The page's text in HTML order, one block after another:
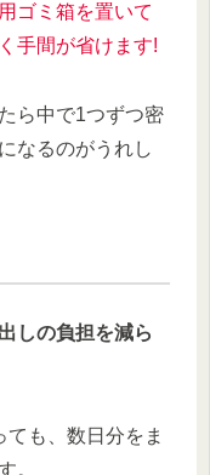
ゴミ箱を置いて
手間が省けます!
ら中で1つずつ密
なるのがうれし
しの負担を減ら
も、数日分をま
。